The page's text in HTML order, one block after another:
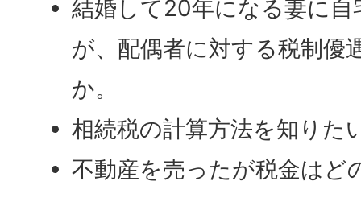
結婚して20年になる妻に
が、配偶者に対する税制優
か。
相続税の計算方法を知りた
不動産を売ったが税金はど